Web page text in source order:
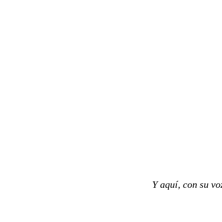
Y aquí, con su